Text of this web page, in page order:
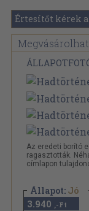
Értesítőt kérek
Az eredeti borító
ragasztották.
címlapon
Állapot: Jó
3.940 ,-Ft